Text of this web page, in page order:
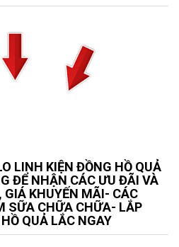
LINH KIỆN ĐỒNG HỒ QUẢ
ĐỂ NHẬN CÁC ƯU ĐÃI VÀ
KHUYẾN MÃI- CÁC
SỮA CHỮA CHỮA- LẮP
QUẢ LẮC NGAY